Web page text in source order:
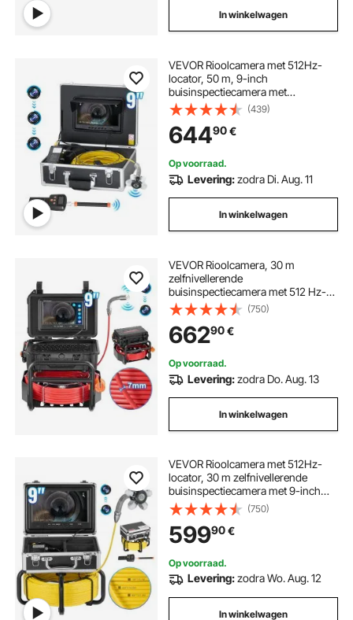
In winkelwagen
VEVOR Rioolcamera met 512Hz-
locator, 50 m, 9-inch
buisinspectiecamera met
zelfnivellering, 36x zoom,
endoscoop met 12 LED's, 32 GB-
kaart, IP68 waterdichte buiscamera
voor rioolbuizen
(439)
64490€
Op voorraad.
Levering:zodra Di. Aug. 11
In winkelwagen
VEVOR Rioolcamera, 30 m
zelfnivellerende
buisinspectiecamera met 512 Hz-
zender, afstandsmeter, 9-inch
scherm, 1080P HD-buiscamera met
12 LED's en 32 GB-kaart,
endoscoop voor rioolbuizen
(750)
66290€
Op voorraad.
Levering:zodra Do. Aug. 13
In winkelwagen
VEVOR Rioolcamera met 512Hz-
locator, 30 m zelfnivellerende
buisinspectiecamera met 9-inch
1080P HD-scherm, 36x zoom,
buiscamera met 12 LED's, 32 GB
SD-kaart, endoscoop voor
rioolbuizen
(750)
59990€
Op voorraad.
Levering:zodra Wo. Aug. 12
In winkelwagen